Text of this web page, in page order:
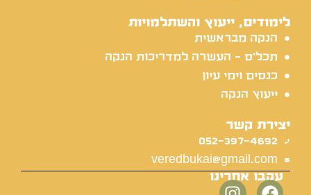
לימודים, ייעוץ והשתלמויות
הנקה מבראשית
תכל'ס - העשרה למדריכות הנקה
כנסים וימי עיון
ייעוץ הנקה
יצירת קשר
052-397-4692
veredbukai@gmail.com
עקבו אחרינו